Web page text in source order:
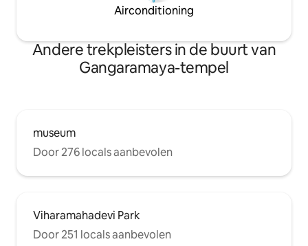
Airconditioning
Andere trekpleisters in de buurt van
Gangaramaya-tempel
museum
Door 276 locals aanbevolen
Viharamahadevi Park
Door 251 locals aanbevolen